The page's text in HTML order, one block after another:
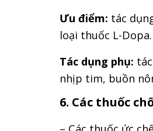
Ưu điểm: tác
loại thuốc L-Dopa.
Tác dụng phụ:
nhịp tim, buồn
6. Các thuốc